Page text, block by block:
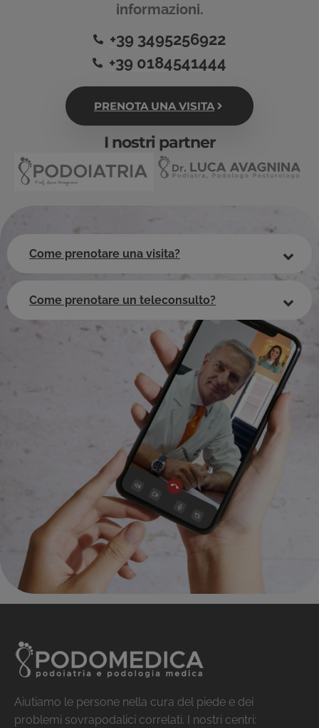
informazioni.
+39 3495256922
+39 0184541444
PRENOTA UNA VISITA
I nostri partner
Come prenotare una visita?
Come prenotare un teleconsulto?
Aiutiamo le persone nella cura del piede e dei
problemi sovrapodalici correlati. I nostri centri: